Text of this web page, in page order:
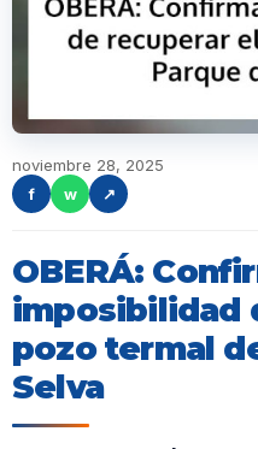
noviembre 28, 2025
f
w ↗
OBERÁ:
imposibilidad
pozo termal
Selva